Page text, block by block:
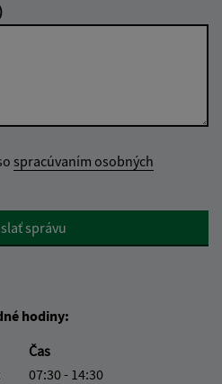
spracúvaním osobných
správu
hodiny:
Čas
07:30 - 14:30